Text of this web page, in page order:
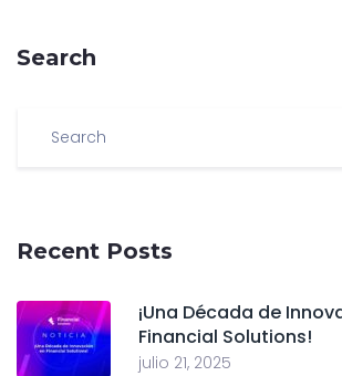
Search
Recent Posts
¡Una Década de
Financial Solutions!
julio 21, 2025